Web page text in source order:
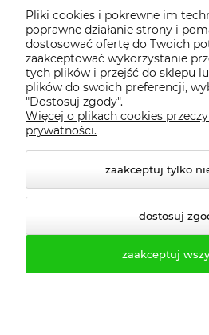
Dostawa - realizacja
Gwarancja i zwroty
Pomoc
Pliki cookies i pokrewne im
poprawne działanie strony i
dostosować ofertę do Twoich
zaakceptować wykorzystanie
tych plików i przejść do sklepu
plików do swoich preferencji,
"Dostosuj zgody".
Więcej o plikach cookies
prywatności.
zaakceptuj tylko
dostosuj
zaakceptuj